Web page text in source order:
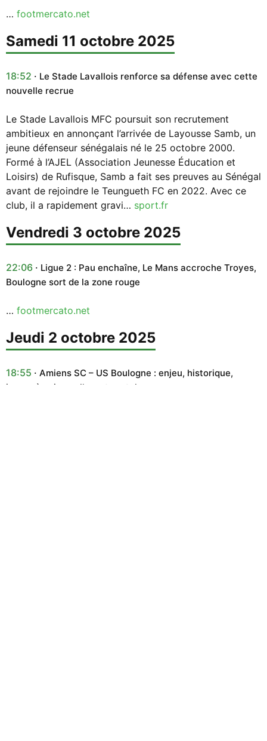
… footmercato.net
samedi 11 octobre 2025
18:52
Le Stade Lavallois renforce sa défense avec cette
nouvelle recrue
Le Stade Lavallois MFC poursuit son recrutement
ambitieux en annonçant l’arrivée de Layousse Samb, un
jeune défenseur sénégalais né le 25 octobre 2000.
Formé à l’AJEL (Association Jeunesse Éducation et
Loisirs) de Rufisque, Samb a fait ses preuves au Sénégal
avant de rejoindre le Teungueth FC en 2022. Avec ce
club, il a rapidement gravi… sport.fr
vendredi 3 octobre 2025
22:06
Ligue 2 : Pau enchaîne, Le Mans accroche Troyes,
Boulogne sort de la zone rouge
… footmercato.net
jeudi 2 octobre 2025
18:55
Amiens SC – US Boulogne : enjeu, historique,
joueur à suivre – l’avant-match